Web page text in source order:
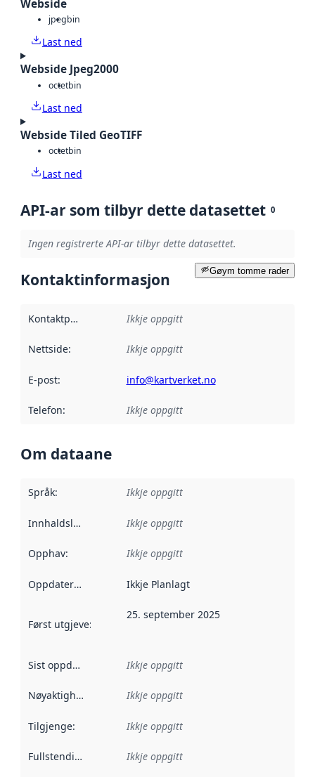
Webside
jpegbin
Last ned
Webside Jpeg2000
octetbin
Last ned
Webside Tiled GeoTIFF
octetbin
Last ned
API-ar som tilbyr dette datasettet 0
Ingen registrerte API-ar tilbyr dette datasettet.
Gøym tomme rader
Kontaktinformasjon
Kontaktpunkt Ikkje oppgitt
Nettside: Ikkje oppgitt
E-post: info@kartverket.no
Telefon: Ikkje oppgitt
Om dataane
Språk: Ikkje oppgitt
Innhaldsleverandørar :
Ikkje oppgitt
Opphav: Ikkje oppgitt
Oppdateringsfrekvens :
Ikkje Planlagt
Først utgjeve: Denne datoen seier når dataa i dette
25. september 2025
Sist oppdatert Ikkje oppgitt
Nøyaktigheit Ikkje oppgitt
Tilgjenge: Ikkje oppgitt
Fullstendigheit Ikkje oppgitt